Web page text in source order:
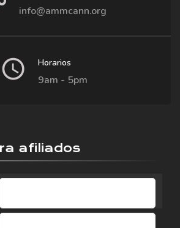
info@ammcann.org
Horarios
9am - 5pm
afiliados